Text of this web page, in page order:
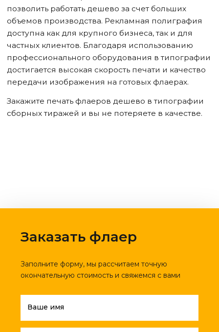
позволить работать дешево за счет больших
объемов производства. Рекламная полиграфия
доступна как для крупного бизнеса, так и для
частных клиентов. Благодаря использованию
профессионального оборудования в типографии
достигается высокая скорость печати и качество
передачи изображения на готовых флаерах.
Закажите печать флаеров дешево в типографии
сборных тиражей и вы не потеряете в качестве.
Заказать флаер
Заполните форму, мы рассчитаем точную
окончательную стоимость и свяжемся с вами
Ваше имя